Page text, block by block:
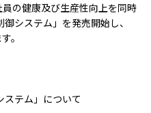
の健康及び生産性向上を同時
システム」を発売開始し、
。
ステム」について